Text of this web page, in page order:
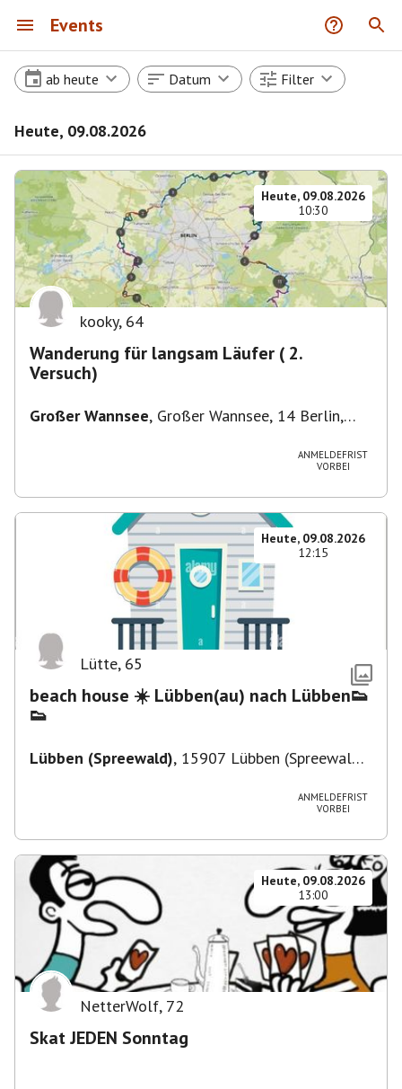
Events
ab heute Datum Filter
Heute, 09.08.2026
Heute, 09.08.2026
10:30
kooky, 64
Wanderung für langsam Läufer ( 2.
Versuch)
Großer Wannsee, Großer Wannsee, 14 Berlin,
ANMELDEFRIST
VORBEI
Heute, 09.08.2026
12:15
Lütte, 65
beach house ☀️ Lübben(au) nach Lübben👟
👟
Lübben (Spreewald), 15907 Lübben (Spreewald),
ANMELDEFRIST
VORBEI
Heute, 09.08.2026
13:00
NetterWolf, 72
Skat JEDEN Sonntag